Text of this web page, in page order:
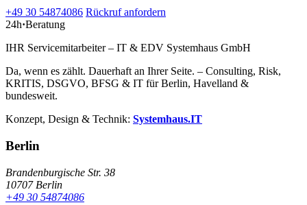
+49 30 54874086 Rückruf anfordern
24h·Beratung
IHR Servicemitarbeiter – IT & EDV Systemhaus GmbH
Da, wenn es zählt. Dauerhaft an Ihrer Seite. – Consulting, Risk,
KRITIS, DSGVO, BFSG & IT für Berlin, Havelland &
bundesweit.
Konzept, Design & Technik: Systemhaus.IT
Berlin
Brandenburgische Str. 38
10707 Berlin
+49 30 54874086